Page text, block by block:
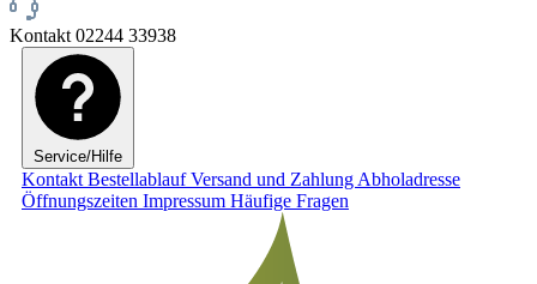
Kontakt 02244 33938
Service/Hilfe
Kontakt BestellablaufVersand und Zahlung Abholadresse
Öffnungszeiten Impressum Häufige Fragen